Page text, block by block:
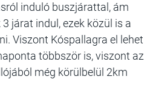
induló buszjárattal, ám
járat indul, ezek közül is a
Viszont Kóspallagra el lehet
többször is, viszont az
még körülbelül 2km